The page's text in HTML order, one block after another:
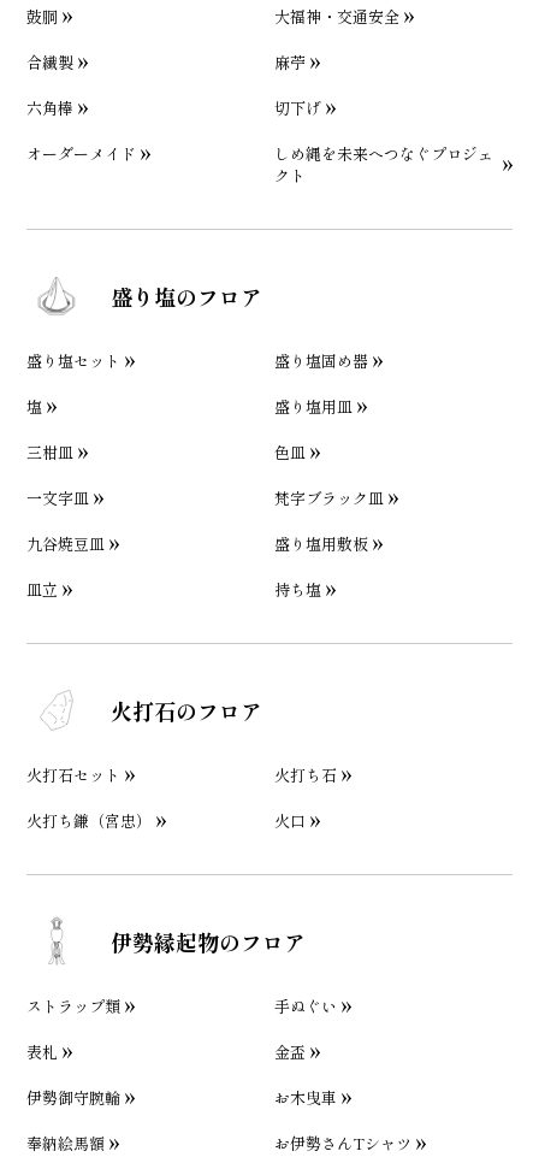
鼓胴
大福神・交通安全
合繊製
麻苧
六角棒
切下げ
オーダーメイド
しめ縄を未来へつなぐプロジェ
クト
盛り塩のフロア
盛り塩セット
盛り塩固め器
塩
盛り塩用皿
三柑皿
色皿
一文字皿
梵字ブラック皿
九谷焼豆皿
盛り塩用敷板
皿立
持ち塩
火打石のフロア
火打石セット
火打ち石
火打ち鎌（宮忠）
火口
伊勢縁起物のフロア
ストラップ類
手ぬぐい
表札
金盃
伊勢御守腕輪
お木曳車
奉納絵馬額
お伊勢さんTシャツ